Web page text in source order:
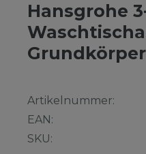
Hansgrohe
Grundkörper
Artikelnummer:
EAN:
SKU: